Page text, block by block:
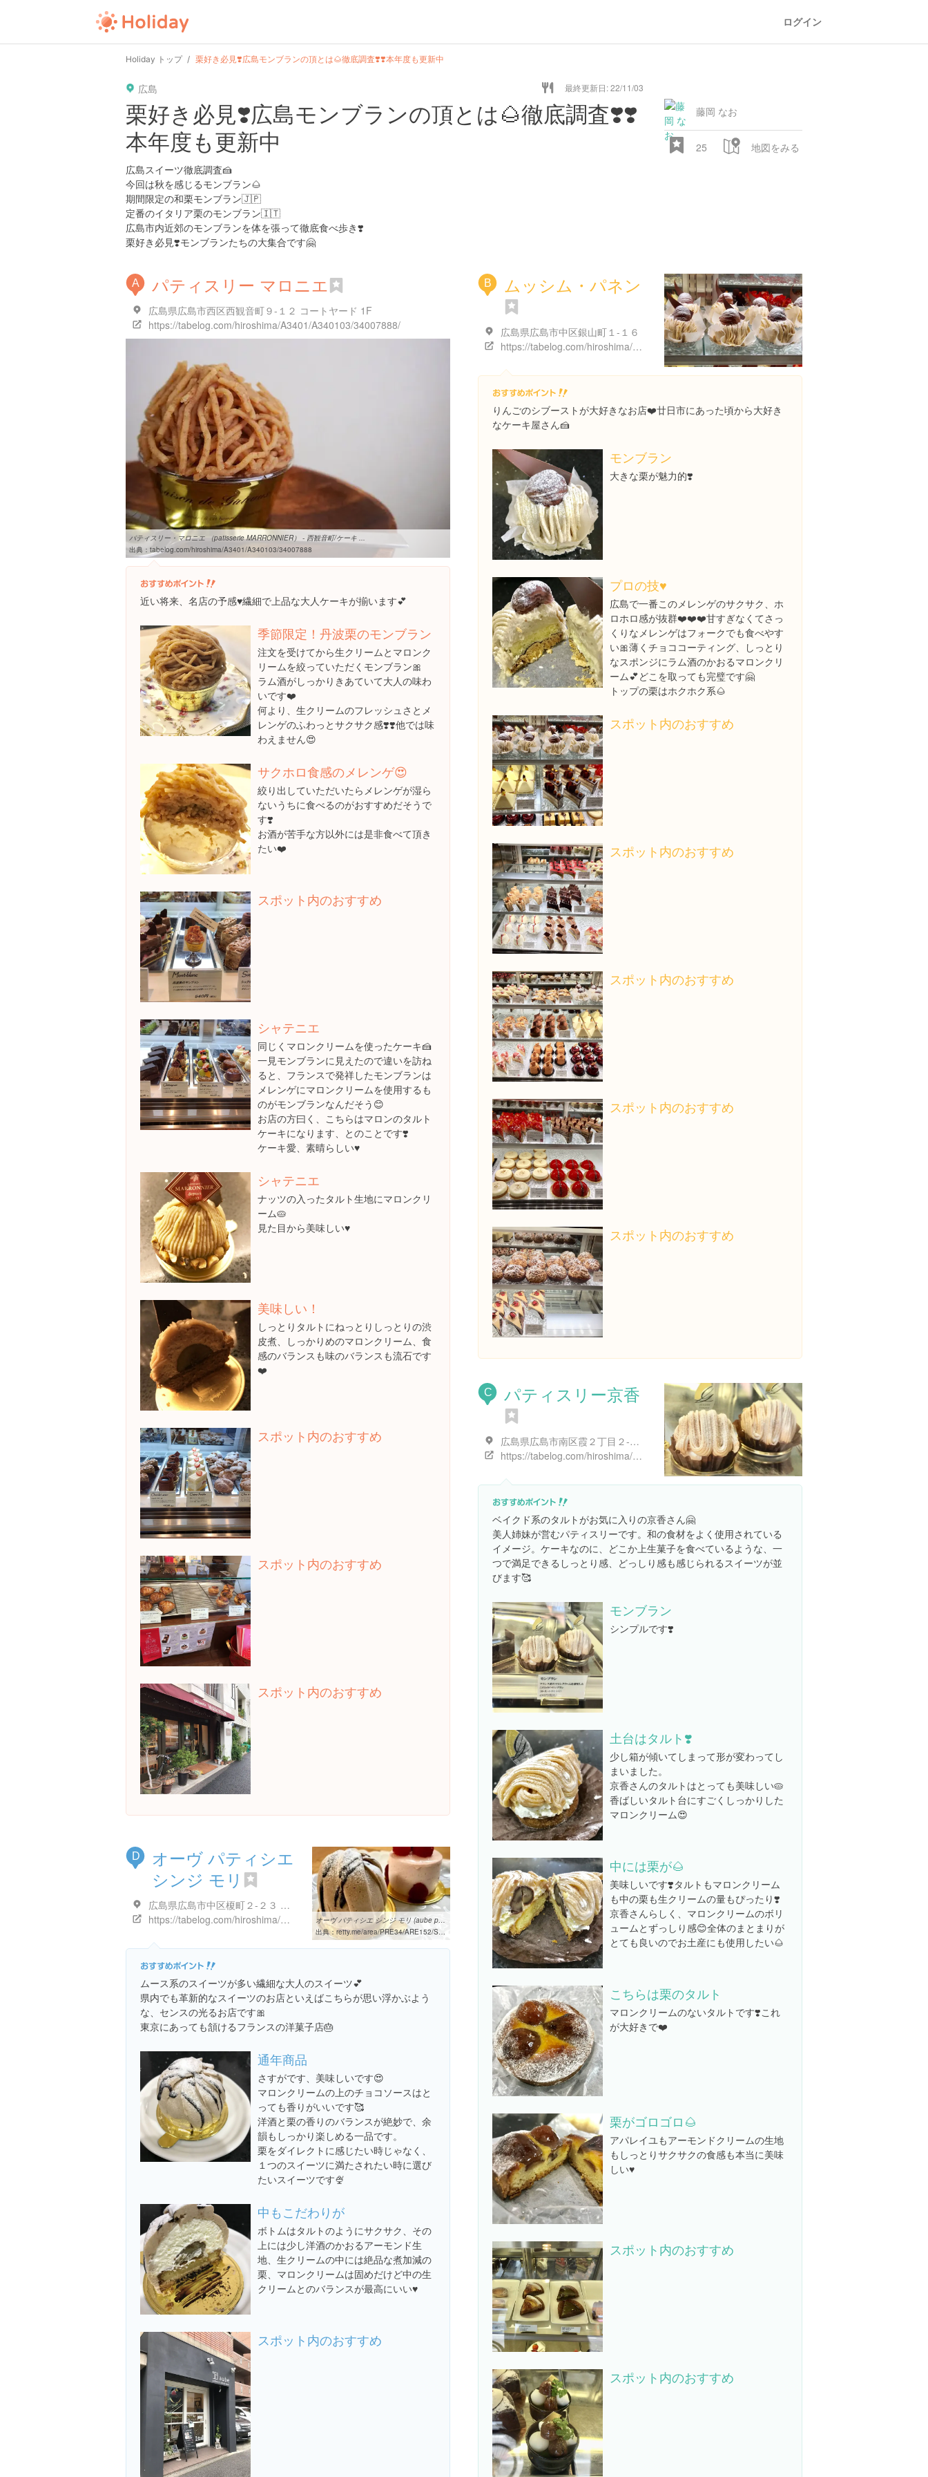
ログイン
Holiday トップ 栗好き必見❣️広島モンブランの頂とは🌰徹底調査❣️❣️本年度も更新中
広島 最終更新日: 22/11/03
栗好き必見❣️広島モンブランの頂とは🌰徹底調査❣️❣️
本年度も更新中
広島スイーツ徹底調査🍰
今回は秋を感じるモンブラン🌰
期間限定の和栗モンブラン🇯🇵
定番のイタリア栗のモンブラン🇮🇹
広島市内近郊のモンブランを体を張って徹底食べ歩き❣️
栗好き必見❣️モンブランたちの大集合です🤗
藤岡 なお
25 地図をみる
A パティスリー マロニエ
広島県広島市西区西観音町９-１２ コートヤード 1F
https://tabelog.com/hiroshima/A3401/A340103/34007888/
パティスリー・マロニエ （patisserie MARRONNIER） - 西観音町/ケーキ ...
出典： tabelog.com/hiroshima/A3401/A340103/34007888
近い将来、名店の予感♥️繊細で上品な大人ケーキが揃います💕
季節限定！丹波栗のモンブラン
注文を受けてから生クリームとマロンク
リームを絞っていただくモンブラン🎀
ラム酒がしっかりきあていて大人の味わ
いです❤️
何より、生クリームのフレッシュさとメ
レンゲのふわっとサクサク感❣️❣️他では味
わえません😍
サクホロ食感のメレンゲ😍
絞り出していただいたらメレンゲが湿ら
ないうちに食べるのがおすすめだそうで
す❣️
お酒が苦手な方以外には是非食べて頂き
たい❤️
スポット内のおすすめ
シャテニエ
同じくマロンクリームを使ったケーキ🍰
一見モンブランに見えたので違いを訪ね
ると、フランスで発祥したモンブランは
メレンゲにマロンクリームを使用するも
のがモンブランなんだそう😊
お店の方曰く、こちらはマロンのタルト
ケーキになります、とのことです❣️
ケーキ愛、素晴らしい♥️
シャテニエ
ナッツの入ったタルト生地にマロンクリ
ーム🥧
見た目から美味しい♥️
美味しい！
しっとりタルトにねっとりしっとりの渋
皮煮、しっかりめのマロンクリーム、食
感のバランスも味のバランスも流石です
❤️
スポット内のおすすめ
スポット内のおすすめ
スポット内のおすすめ
B ムッシム・パネン
広島県広島市中区銀山町１-１６
https://tabelog.com/hiroshima/A3401/A340110/34002242/
りんごのシブーストが大好きなお店❤️廿日市にあった頃から大好き
なケーキ屋さん🍰
モンブラン
大きな栗が魅力的❣️
プロの技♥️
広島で一番このメレンゲのサクサク、ホ
ロホロ感が抜群❤️❤️❤️甘すぎなくてさっ
くりなメレンゲはフォークでも食べやす
い🎀薄くチョココーティング、しっとり
なスポンジにラム酒のかおるマロンクリ
ーム💕どこを取っても完璧です🤗
トップの栗はホクホク系🌰
スポット内のおすすめ
スポット内のおすすめ
スポット内のおすすめ
スポット内のおすすめ
スポット内のおすすめ
C パティスリー京香
広島県広島市南区霞２丁目２-１６ ＨＡＹビル
https://tabelog.com/hiroshima/A3401/A340123/34005641/
ベイクド系のタルトがお気に入りの京香さん🤗
美人姉妹が営むパティスリーです。和の食材をよく使用されている
イメージ。ケーキなのに、どこか上生菓子を食べているような、一
つで満足できるしっとり感、どっしり感も感じられるスイーツが並
びます🥰
モンブラン
シンプルです❣️
土台はタルト❣️
少し箱が傾いてしまって形が変わってし
まいました。
京香さんのタルトはとっても美味しい🥧
香ばしいタルト台にすごくしっかりした
マロンクリーム😍
中には栗が🌰
美味しいです❣️タルトもマロンクリーム
も中の栗も生クリームの量もぴったり❣️
京香さんらしく、マロンクリームのボリ
ュームとずっしり感😊全体のまとまりが
とても良いのでお土産にも使用したい🌰
こちらは栗のタルト
マロンクリームのないタルトです❣️これ
が大好きで❤️
栗がゴロゴロ🌰
アパレイユもアーモンドクリームの生地
もしっとりサクサクの食感も本当に美味
しい♥️
スポット内のおすすめ
スポット内のおすすめ
D
オーヴ パティシエ
シンジ モリ
広島県広島市中区榎町２-２３ メゾン石川
https://tabelog.com/hiroshima/A3401/A340101/34014753/
オーヴ パティシエ シンジ モリ (aube patissier shinji mori) (横川 ...
出典： retty.me/area/PRE34/ARE152/SUB56604/100001045462
ムース系のスイーツが多い繊細な大人のスイーツ💕
県内でも革新的なスイーツのお店といえばこちらが思い浮かぶよう
な、センスの光るお店です🎀
東京にあっても頷けるフランスの洋菓子店🎂
通年商品
さすがです、美味しいです😍
マロンクリームの上のチョコソースはと
っても香りがいいです🥰
洋酒と栗の香りのバランスが絶妙で、余
韻もしっかり楽しめる一品です。
栗をダイレクトに感じたい時じゃなく、
１つのスイーツに満たされたい時に選び
たいスイーツです🍨
中もこだわりが
ボトムはタルトのようにサクサク、その
上には少し洋酒のかおるアーモンド生
地、生クリームの中には絶品な煮加減の
栗、マロンクリームは固めだけど中の生
クリームとのバランスが最高にいい♥️
スポット内のおすすめ